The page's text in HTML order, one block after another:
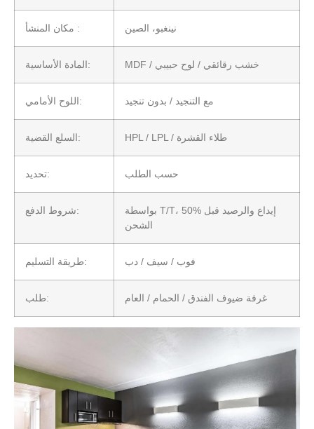
مكان المنشأ : نينغبو، الصين
المادة الأساسية: MDF / خشب رقائقي / لوح حبيبي
اللوح الأمامي: مع التنجيد / بدون تنجيد
السلع القضية: HPL / LPL / طلاء القشرة
تحديد: حسب الطلب
شروط الدفع:
بواسطة T/T، 50% إيداع والرصيد قبل
الشحن
طريقة التسليم: فوب / سيف / دب
طلب: غرفة ضيوف الفندق / الحمام / العام